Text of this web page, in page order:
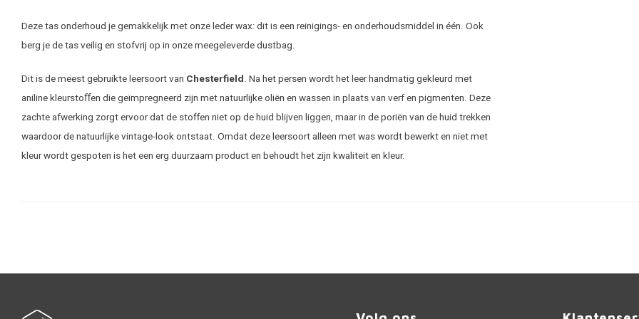
Deze tas onderhoud je gemakkelijk met onze leder wax: dit is een reinigings- en onderhoudsmiddel in één. Ook
berg je de tas veilig en stofvrij op in onze meegeleverde dustbag.
Dit is de meest gebruikte leersoort van Chesterfield. Na het persen wordt het leer handmatig gekleurd met
aniline kleurstoﬀen die geïmpregneerd zijn met natuurlijke oliën en wassen in plaats van verf en pigmenten. Deze
zachte afwerking zorgt ervoor dat de stoffen niet op de huid blijven liggen, maar in de poriën van de huid trekken
waardoor de natuurlijke vintage-look ontstaat. Omdat deze leersoort alleen met was wordt bewerkt en niet met
kleur wordt gespoten is het een erg duurzaam product en behoudt het zijn kwaliteit en kleur.